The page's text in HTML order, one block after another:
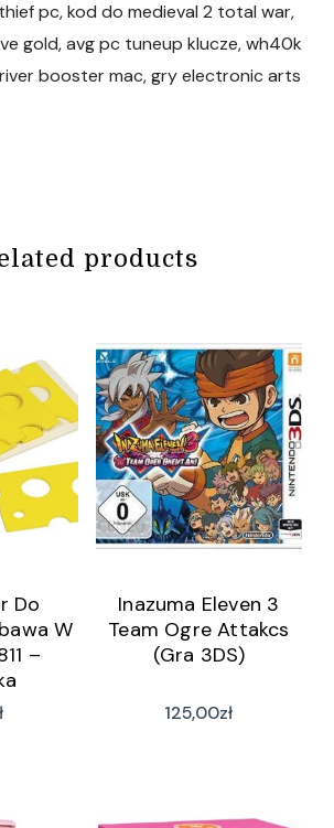
pc, kod do medieval 2 total war,
gold, avg pc tuneup klucze, wh40k
booster mac, gry electronic arts
products
Do
W
–
Inazuma Eleven 3
Team Ogre Attakcs
(Gra 3DS)
125,00zł